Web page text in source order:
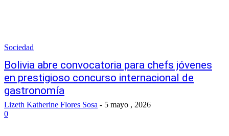
Sociedad
Bolivia abre convocatoria para chefs jóvenes
en prestigioso concurso internacional de
gastronomía
Lizeth Katherine Flores Sosa - 5 mayo , 2026
0